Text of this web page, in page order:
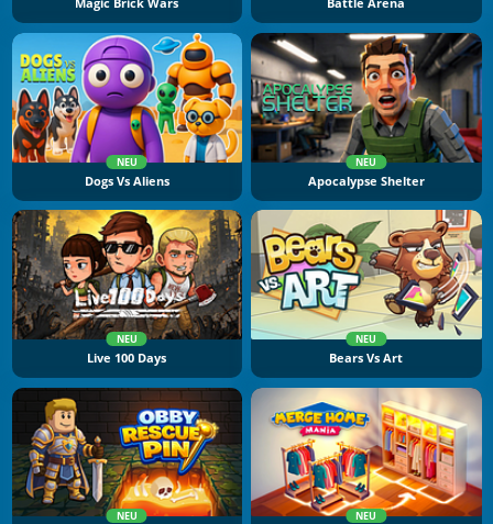
Magic Brick Wars Battle Arena
NEU
Dogs Vs Aliens
NEU
Apocalypse Shelter
NEU
Live 100 Days
NEU
Bears Vs Art
NEU NEU